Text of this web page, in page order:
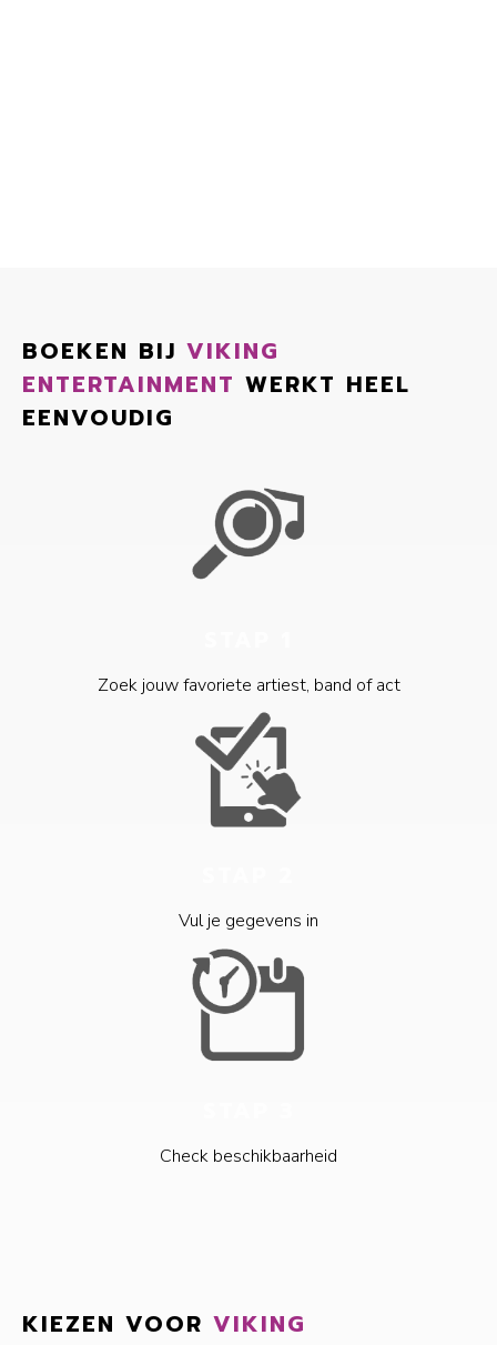
BOEKEN BIJ VIKING
ENTERTAINMENT WERKT HEEL
EENVOUDIG
Zoek jouw favoriete artiest, band of act
Vul je gegevens in
Check beschikbaarheid
KIEZEN VOOR VIKING